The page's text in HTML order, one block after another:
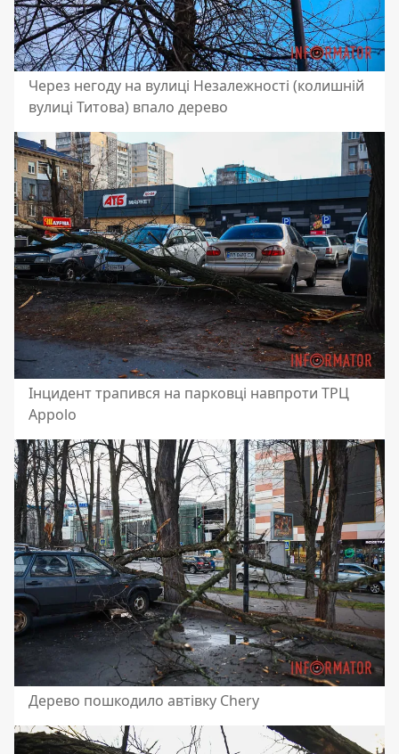
Через негоду на вулиці Незалежності (колишній
вулиці Титова) впало дерево
Інцидент трапився на парковці навпроти ТРЦ
Appolo
Дерево пошкодило автівку Chery